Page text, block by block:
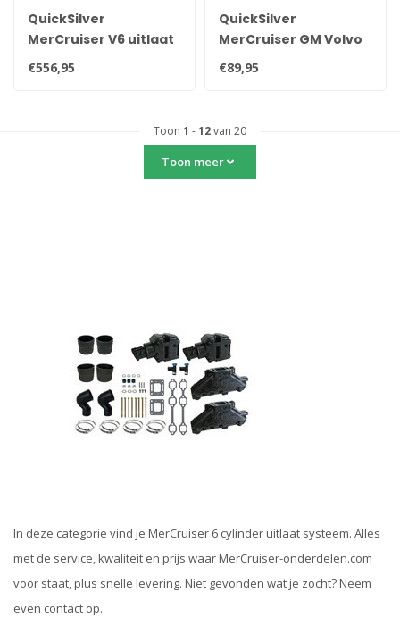
QuickSilver
MerCruiser V6 uitlaat
spruitstuk 2003 tot
€556,95
QuickSilver
MerCruiser GM Volvo
OMC Nokkenas
Motoren
€89,95
Toon 1 -12van 20
Toon meer
In deze categorie vind je MerCruiser 6 cylinder uitlaat systeem. Alles
met de service, kwaliteit en prijs waar MerCruiser-onderdelen.com
voor staat, plus snelle levering. Niet gevonden wat je zocht? Neem
even contact op.